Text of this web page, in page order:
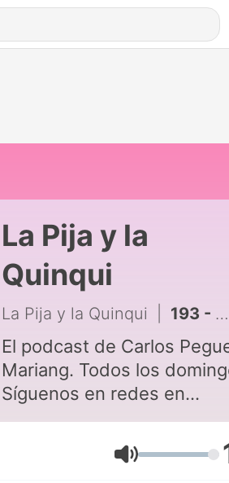
La Pija y la
Quinqui
La Pija y la Quinqui 193 - CON ESTO Y UN BIZCOCHO | La Pija y la Quinqui 5x40
El podcast de Carlos
Mariang. Todos los
Síguenos en redes en
@pijayquinqui.
Volumen